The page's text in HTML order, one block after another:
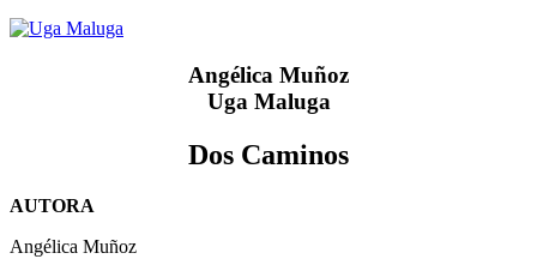
Angélica Muñoz
Uga Maluga
Dos Caminos
AUTORA
Angélica Muñoz